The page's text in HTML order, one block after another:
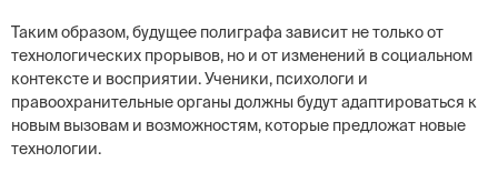
Таким образом, будущее полиграфа зависит не только от
технологических прорывов, но и от изменений в социальном
контексте и восприятии. Ученики, психологи и
правоохранительные органы должны будут адаптироваться к
новым вызовам и возможностям, которые предложат новые
технологии.